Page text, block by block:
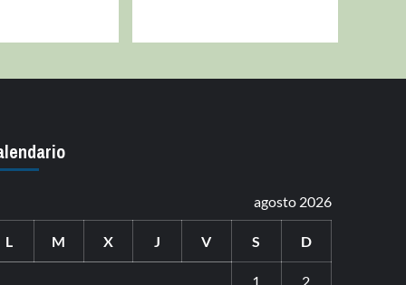
agosto 2026
L M X J V S D
1 2